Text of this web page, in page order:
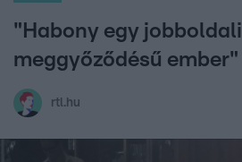
"Habony egy jobboldali
meggyőződésű ember"
rtl.hu